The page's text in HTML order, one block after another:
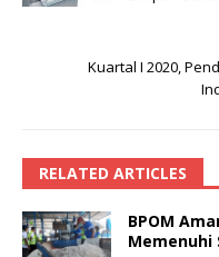
Kuartal I 2020,
RELATED ARTICLES
BPOM
Memenuhi